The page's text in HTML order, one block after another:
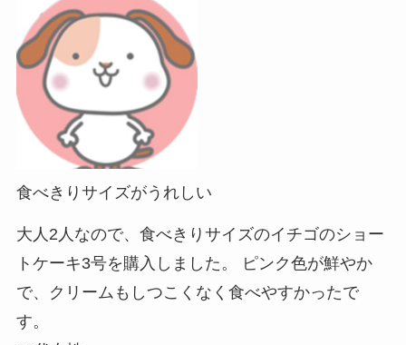
食べきりサイズがうれしい
大人2人なので、食べきりサイズのイチゴのショー
トケーキ3号を購入しました。 ピンク色が鮮やか
で、クリームもしつこくなく食べやすかったで
す。